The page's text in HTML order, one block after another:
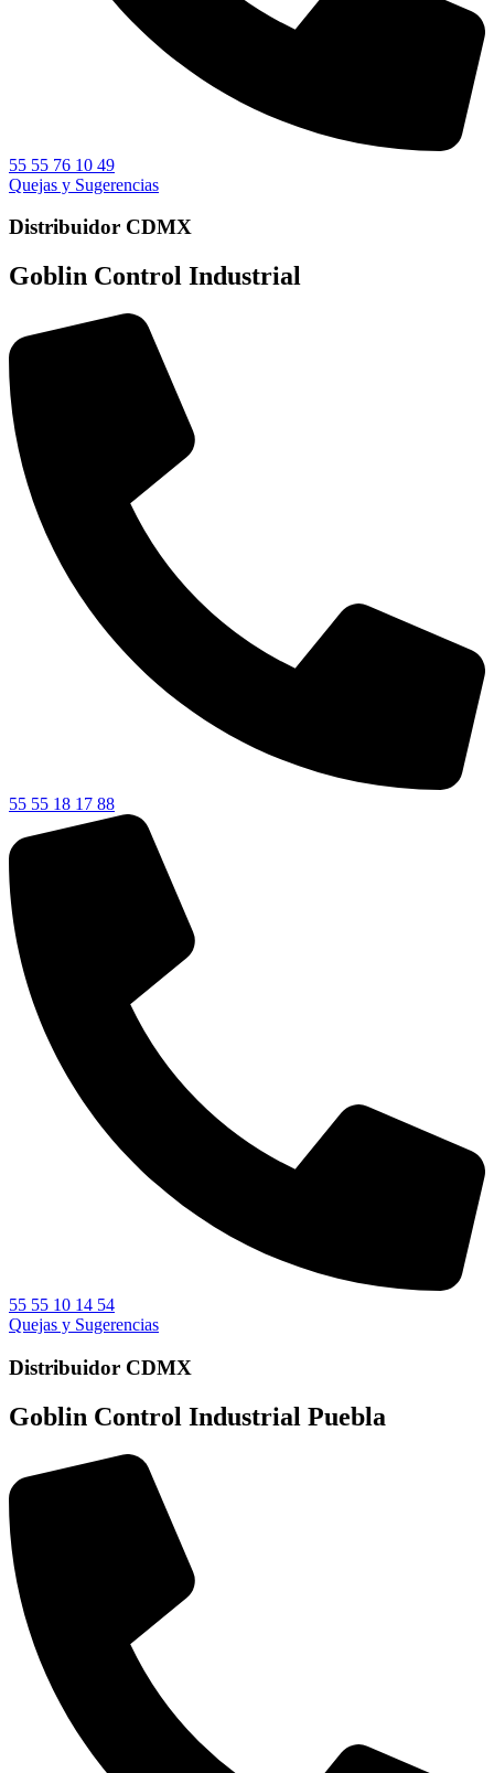
55 55 76 10 49
Quejas y Sugerencias
Distribuidor CDMX
Goblin Control Industrial
55 55 18 17 88
55 55 10 14 54
Quejas y Sugerencias
Distribuidor CDMX
Goblin Control Industrial Puebla